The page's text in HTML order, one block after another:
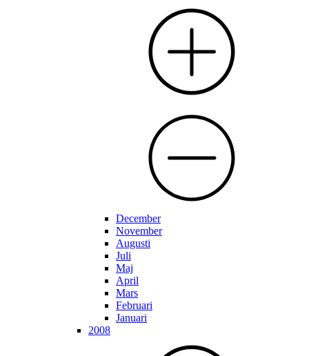
December
November
Augusti
Juli
Maj
April
Mars
Februari
Januari
2008